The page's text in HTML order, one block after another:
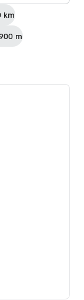
durch die
Wolfsklamm
km
m